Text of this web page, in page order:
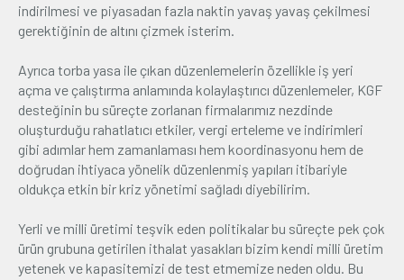
indirilmesi ve piyasadan fazla naktin yavaş yavaş çekilmesi
gerektiğinin de altını çizmek isterim.
Ayrıca torba yasa ile çıkan düzenlemelerin özellikle iş yeri
açma ve çalıştırma anlamında kolaylaştırıcı düzenlemeler, KGF
desteğinin bu süreçte zorlanan firmalarımız nezdinde
oluşturduğu rahatlatıcı etkiler, vergi erteleme ve indirimleri
gibi adımlar hem zamanlaması hem koordinasyonu hem de
doğrudan ihtiyaca yönelik düzenlenmiş yapıları itibariyle
oldukça etkin bir kriz yönetimi sağladı diyebilirim.
Yerli ve milli üretimi teşvik eden politikalar bu süreçte pek çok
ürün grubuna getirilen ithalat yasakları bizim kendi milli üretim
yetenek ve kapasitemizi de test etmemize neden oldu. Bu